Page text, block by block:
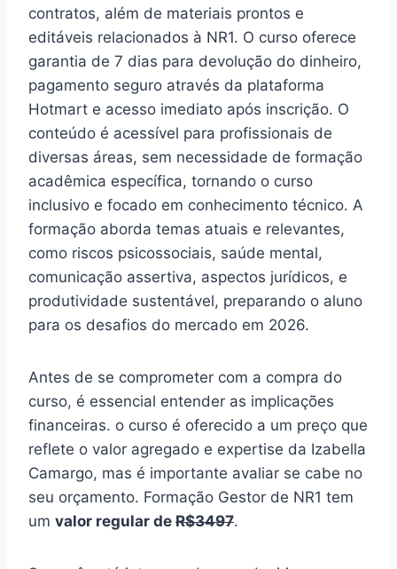
contratos, além de materiais prontos e
editáveis relacionados à NR1. O curso oferece
garantia de 7 dias para devolução do dinheiro,
pagamento seguro através da plataforma
Hotmart e acesso imediato após inscrição. O
conteúdo é acessível para profissionais de
diversas áreas, sem necessidade de formação
acadêmica específica, tornando o curso
inclusivo e focado em conhecimento técnico. A
formação aborda temas atuais e relevantes,
como riscos psicossociais, saúde mental,
comunicação assertiva, aspectos jurídicos, e
produtividade sustentável, preparando o aluno
para os desafios do mercado em 2026.
Antes de se comprometer com a compra do
curso, é essencial entender as implicações
financeiras. o curso é oferecido a um preço que
reflete o valor agregado e expertise da Izabella
Camargo, mas é importante avaliar se cabe no
seu orçamento. Formação Gestor de NR1 tem
um valor regular de R$3497.